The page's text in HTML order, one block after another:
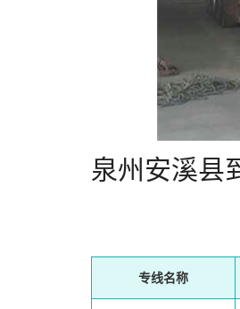
泉州安溪县
专线名称